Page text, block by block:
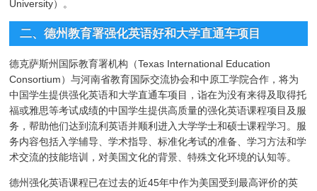
University）。
二、德州教育署强化英语好和大学直通车项目
德克萨斯州国际教育署机构（Texas International Education
Consortium）与河南省教育国际交流协会和中原工学院合作，将为
中国学生提供强化英语和大学直通车项目，诣在为没有来得及取得托
福或雅思等考试成绩的中国学生提供高质量的强化英语课程项目及服
务，帮助他们达到流利英语并顺利进入大学学士和硕士课程学习。服
务内容包括入学辅导、学术指导、标准化考试的准备、学习方法和学
术交流的技能培训，对美国文化的背景、特殊文化环境的认知等。
德州强化英语课程已在过去的近45年中作为美国受到最高评价的英